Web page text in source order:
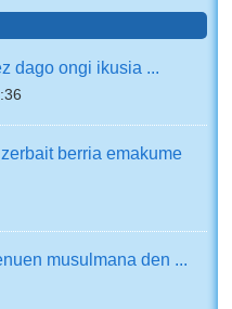
dago ongi ikusia ...
berria emakume
musulmana den ...